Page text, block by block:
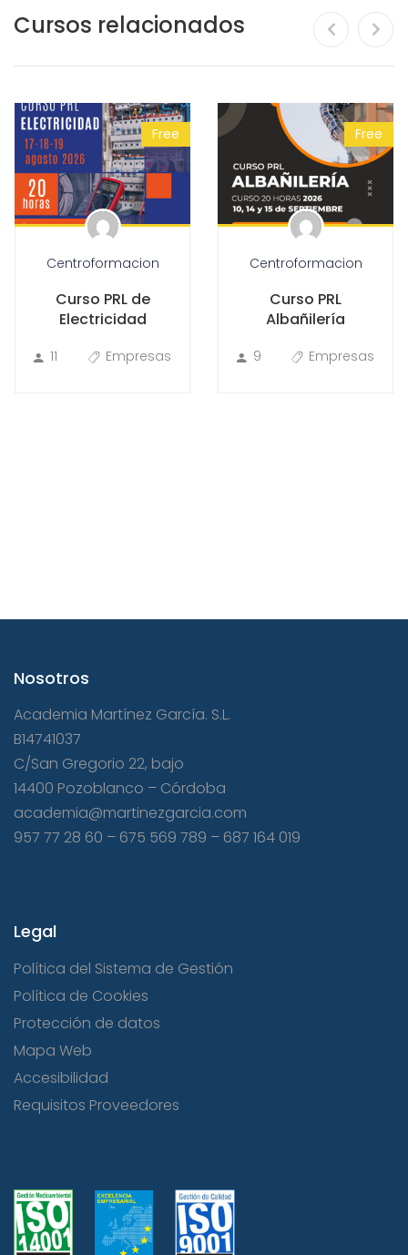
Cursos relacionados
Free
Centroformacion
Curso PRL de
Electricidad
11 Empresas
Free
Centroformacion
Curso PRL
Albañilería
9 Empresas
Nosotros
Academia Martínez García. S.L.
B14741037
C/San Gregorio 22, bajo
14400 Pozoblanco – Córdoba
academia@martinezgarcia.com
957 77 28 60 – 675 569 789 – 687 164 019
Legal
Política del Sistema de Gestión
Política de Cookies
Protección de datos
Mapa Web
Accesibilidad
Requisitos Proveedores